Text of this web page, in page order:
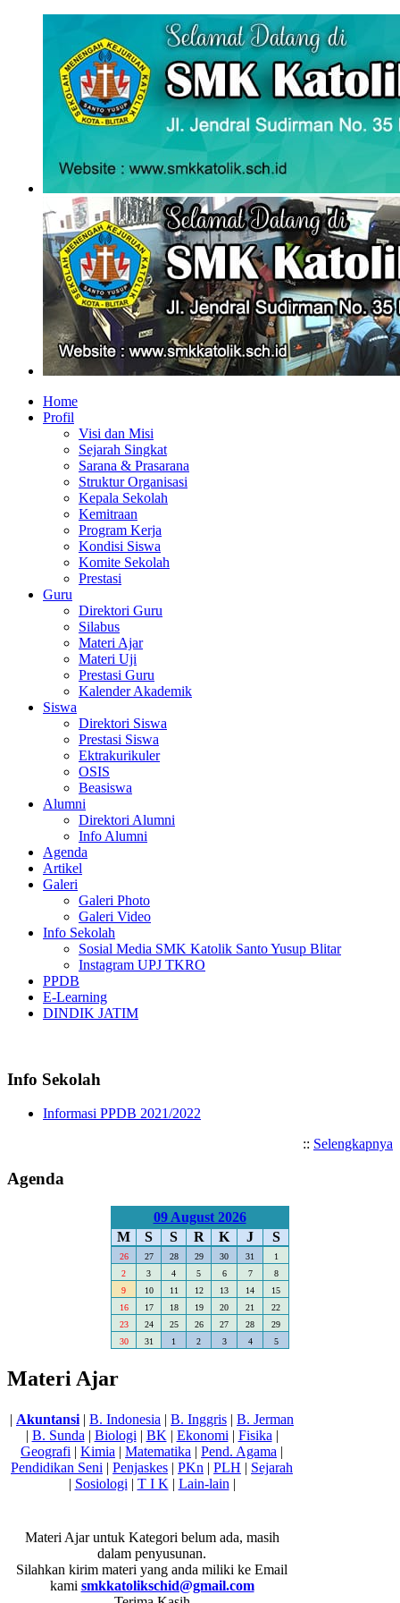
Home
Profil
Visi dan Misi
Sejarah Singkat
Sarana & Prasarana
Struktur Organisasi
Kepala Sekolah
Kemitraan
Program Kerja
Kondisi Siswa
Komite Sekolah
Prestasi
Guru
Direktori Guru
Silabus
Materi Ajar
Materi Uji
Prestasi Guru
Kalender Akademik
Siswa
Direktori Siswa
Prestasi Siswa
Ektrakurikuler
OSIS
Beasiswa
Alumni
Direktori Alumni
Info Alumni
Agenda
Artikel
Galeri
Galeri Photo
Galeri Video
Info Sekolah
Sosial Media SMK Katolik Santo Yusup Blitar
Instagram UPJ TKRO
PPDB
E-Learning
DINDIK JATIM
Info Sekolah
Informasi PPDB 2021/2022
:: Selengkapnya
Agenda
09 August 2026
M
S S R K J S
26 27 28 29 30 31
1
2
3 4 5 6 7
8
9
10 11 12 13 14
15
16
17 18 19 20 21
22
23
24 25 26 27 28
29
30
31 1 2 3 4 5
Materi Ajar
| Akuntansi | B. Indonesia | B. Inggris | B. Jerman
| B. Sunda | Biologi | BK | Ekonomi | Fisika |
Geografi | Kimia | Matematika | Pend. Agama |
Pendidikan Seni | Penjaskes | PKn | PLH | Sejarah
| Sosiologi | T I K | Lain-lain |
Materi Ajar untuk Kategori belum ada, masih
dalam penyusunan.
Silahkan kirim materi yang anda miliki ke Email
kami smkkatolikschid@gmail.com